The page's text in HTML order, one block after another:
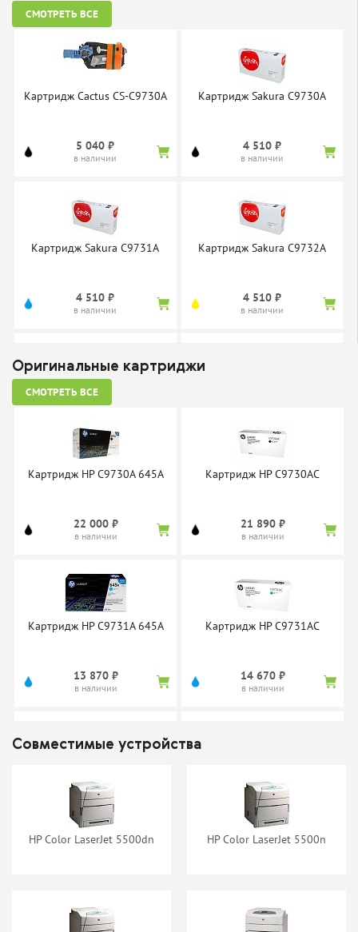
СМОТРЕТЬ ВСЕ
Картридж Cactus CS-C9730A
5 040 ₽
в наличии
Картридж Sakura C9730A
4 510 ₽
в наличии
Картридж Sakura C9731A
4 510 ₽
в наличии
Картридж Sakura C9732A
4 510 ₽
в наличии
Картридж Sakura C9733A
4 510 ₽
в наличии
4 300 ₽
4 320 ₽
в наличии
нет в наличии
нет в наличии нет в наличии
Оригинальные картриджи
СМОТРЕТЬ ВСЕ
Картридж HP C9730A 645A
22 000 ₽
в наличии
Картридж HP C9730AC
21 890 ₽
в наличии
Картридж HP C9731A 645A
13 870 ₽
в наличии
Картридж HP C9731AC
14 670 ₽
в наличии
16 120 ₽
в наличии
17 080 ₽
в наличии
Совместимые устройства
HP Color LaserJet 5500dn HP Color LaserJet 5500n